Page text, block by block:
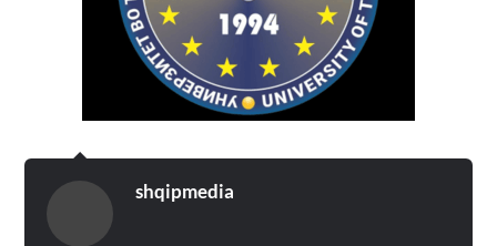
shqipmedia